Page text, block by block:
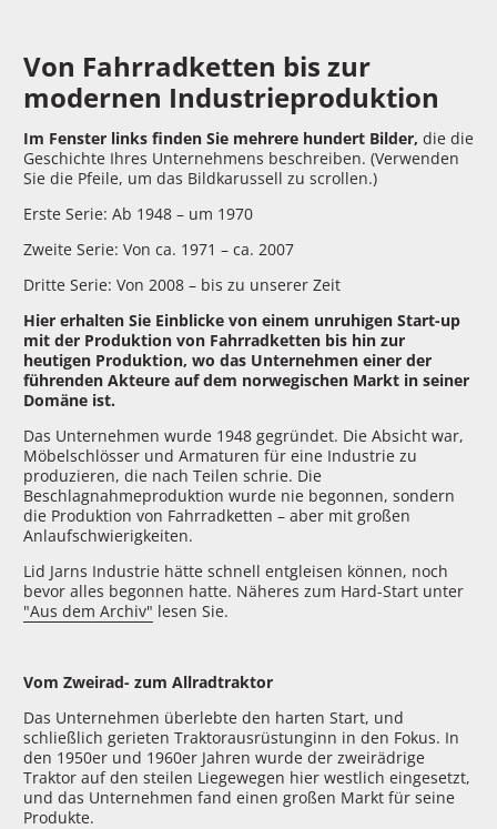
Von Fahrradketten bis zur
modernen Industrieproduktion
Im Fenster links finden Sie mehrere hundert Bilder, die die
Geschichte Ihres Unternehmens beschreiben. (Verwenden
Sie die Pfeile, um das Bildkarussell zu scrollen.)
Erste Serie: Ab 1948 – um 1970
Zweite Serie: Von ca. 1971 – ca. 2007
Dritte Serie: Von 2008 – bis zu unserer Zeit
Hier erhalten Sie Einblicke von einem unruhigen Start-up
mit der Produktion von Fahrradketten bis hin zur
heutigen Produktion, wo das Unternehmen einer der
führenden Akteure auf dem norwegischen Markt in seiner
Domäne ist.
Das Unternehmen wurde 1948 gegründet. Die Absicht war,
Möbelschlösser und Armaturen für eine Industrie zu
produzieren, die nach Teilen schrie. Die
Beschlagnahmeproduktion wurde nie begonnen, sondern
die Produktion von Fahrradketten – aber mit großen
Anlaufschwierigkeiten.
Lid Jarns Industrie hätte schnell entgleisen können, noch
bevor alles begonnen hatte. Näheres zum Hard-Start unter
"Aus dem Archiv" lesen Sie.
Vom Zweirad- zum Allradtraktor
Das Unternehmen überlebte den harten Start, und
schließlich gerieten Traktorausrüstunginn in den Fokus. In
den 1950er und 1960er Jahren wurde der zweirädrige
Traktor auf den steilen Liegewegen hier westlich eingesetzt,
und das Unternehmen fand einen großen Markt für seine
Produkte.